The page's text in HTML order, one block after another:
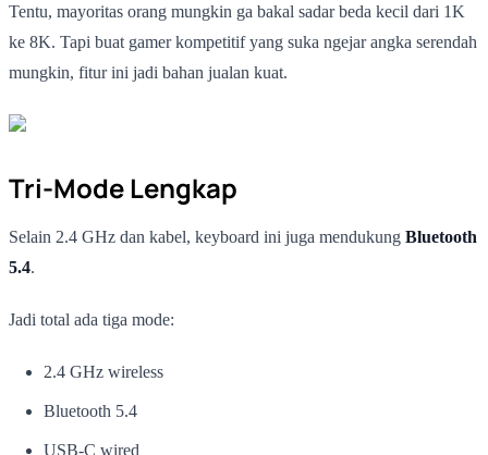
Tentu, mayoritas orang mungkin ga bakal sadar beda kecil dari 1K
ke 8K. Tapi buat gamer kompetitif yang suka ngejar angka serendah
mungkin, fitur ini jadi bahan jualan kuat.
Tri-Mode Lengkap
Selain 2.4 GHz dan kabel, keyboard ini juga mendukung Bluetooth
5.4.
Jadi total ada tiga mode:
2.4 GHz wireless
Bluetooth 5.4
USB-C wired